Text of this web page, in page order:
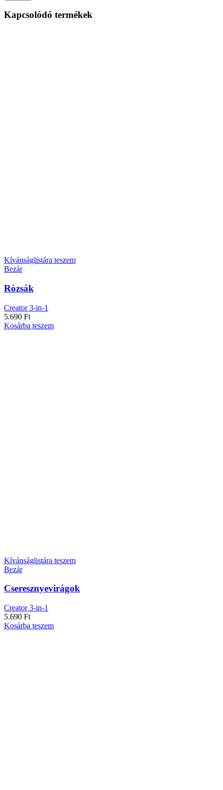
Kapcsolódó termékek
Kívánságlistára teszem
Bezár
Rózsák
Creator 3-in-1
5.690 Ft
Kosárba teszem
Kívánságlistára teszem
Bezár
Cseresznyevirágok
Creator 3-in-1
5.690 Ft
Kosárba teszem